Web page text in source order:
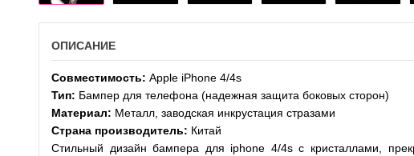
ОПИСАНИЕ
Совместимость: Apple iPhone 4/4s
Тип: Бампер для телефона (надежная защита боковых сторон)
Материал: Металл, заводская инкрустация стразами
Страна производитель: Китай
Стильный дизайн бампера для iphone 4/4s с кристаллами,